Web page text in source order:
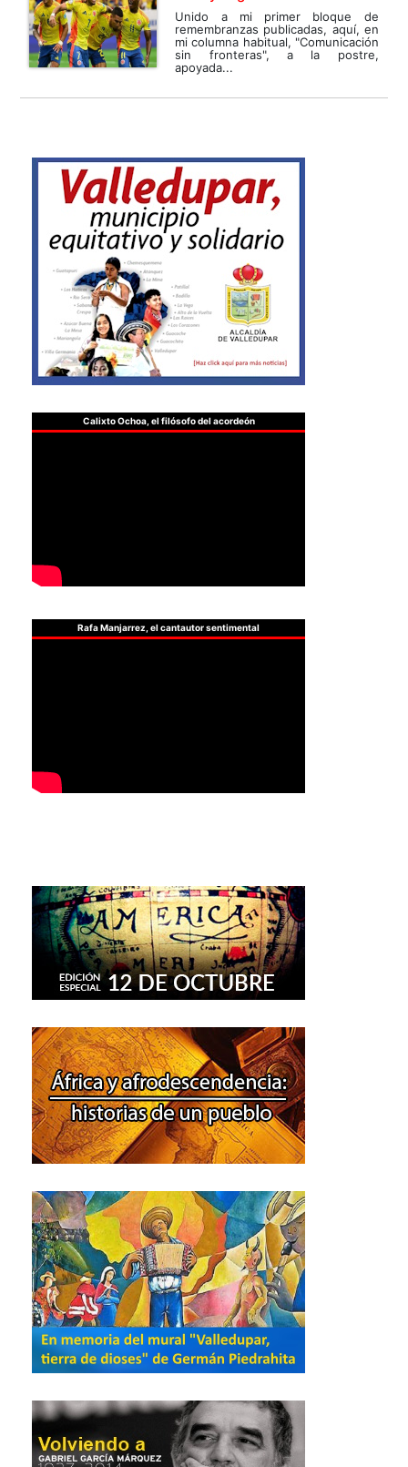
Unido a mi primer bloque de
remembranzas publicadas, aquí, en
mi columna habitual, "Comunicación
sin fronteras", a la postre,
apoyada...
Calixto Ochoa, el filósofo del acordeón
Rafa Manjarrez, el cantautor sentimental